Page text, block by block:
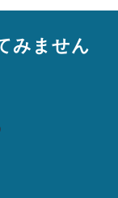
みません